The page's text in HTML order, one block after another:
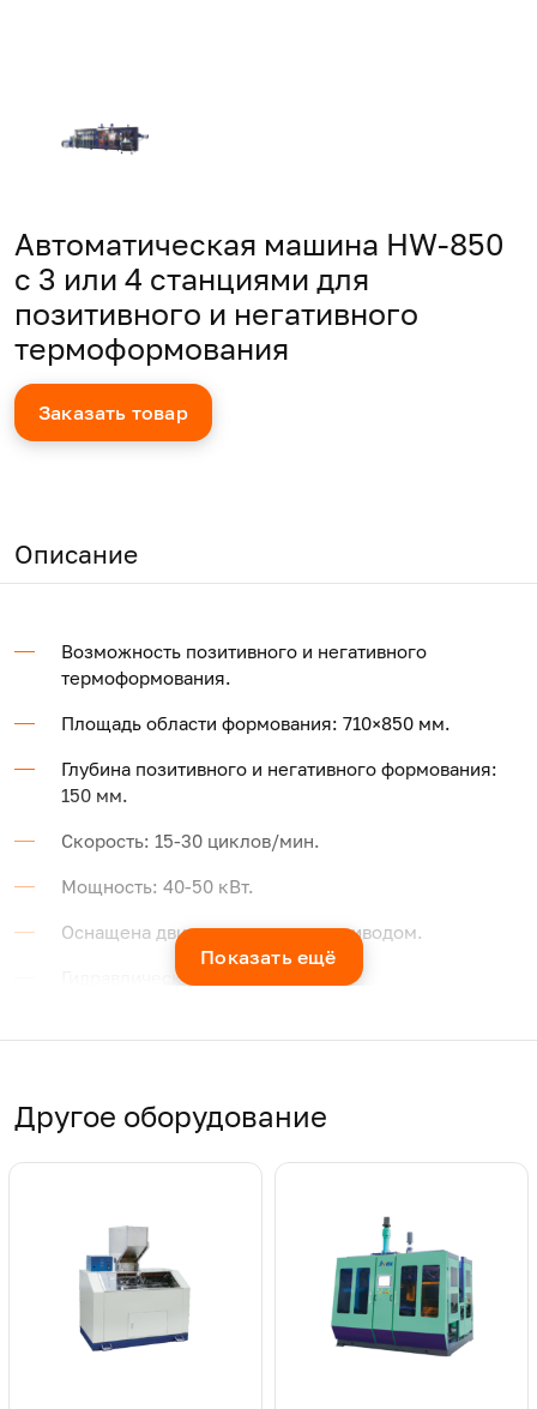
Автоматическая машина HW-850
с 3 или 4 станциями для
позитивного и негативного
термоформования
Заказать товар
Описание
Возможность позитивного и негативного
термоформования.
Площадь области формования: 710×850 мм.
Глубина позитивного и негативного формования:
150 мм.
Скорость: 15-30 циклов/мин.
Мощность: 40-50 кВт.
Оснащена двигателем с сервоприводом.
Гидравлическая сила реза — 80 т.
Примеры применения
Показать ещё
Другое оборудование